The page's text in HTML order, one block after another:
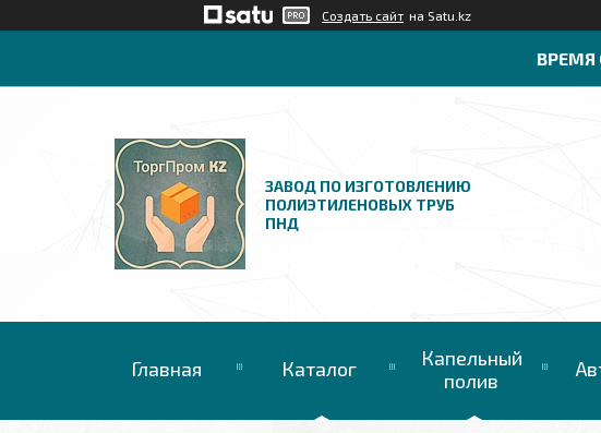
Создать сайт на Satu.kz
ВРЕМЯ
ЗАВОД ПО ИЗГОТОВЛЕНИЮ
ПОЛИЭТИЛЕНОВЫХ ТРУБ
ПНД
Главная Каталог
Капельный
полив